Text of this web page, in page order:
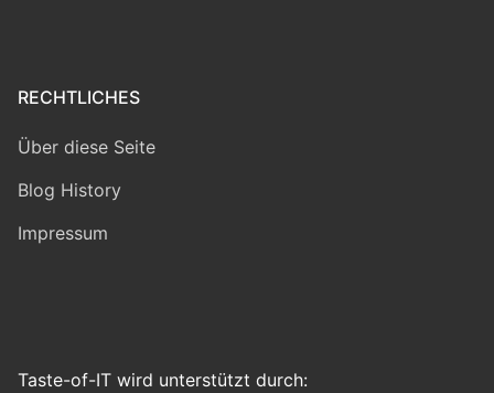
RECHTLICHES
Über diese Seite
Blog History
Impressum
Taste-of-IT wird unterstützt durch: